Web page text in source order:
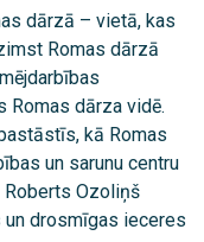
dārzā – vietā, kas
Romas dārzā
Romas dārza vidē.
kā Romas
un sarunu centru
Roberts Ozoliņš
drosmīgas ieceres